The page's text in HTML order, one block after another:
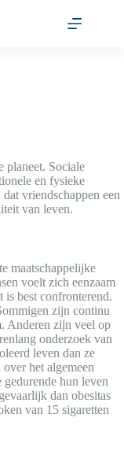
planeet. Sociale
en fysieke
vriendschappen een
van leven.
maatschappelijke
voelt zich eenzaam
is best confronterend.
zijn continu
Anderen zijn veel op
onderzoek van
leven dan ze
het algemeen
hun leven
dan obesitas
van 15 sigaretten